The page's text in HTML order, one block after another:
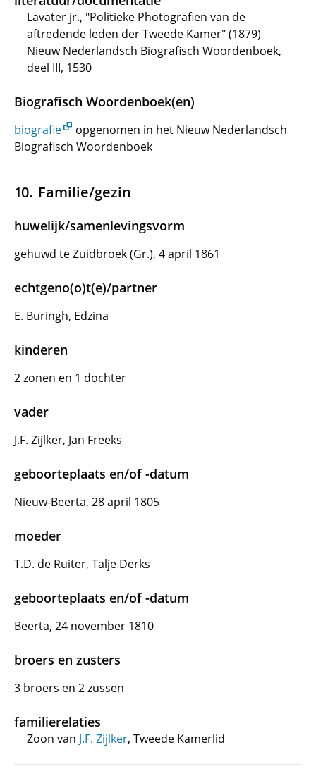
Lavater jr., "Politieke Photografien van de
aftredende leden der Tweede Kamer" (1879)
Nieuw Nederlandsch Biografisch Woordenboek,
deel III, 1530
Biografisch Woordenboek(en)
biografie
opgenomen in het Nieuw Nederlandsch
Biografisch Woordenboek
Familie/gezin
huwelijk/samenlevingsvorm
gehuwd te Zuidbroek (Gr.), 4 april 1861
echtgeno(o)t(e)/partner
E. Buringh, Edzina
kinderen
2 zonen en 1 dochter
vader
J.F. Zijlker, Jan Freeks
geboorteplaats en/of -datum
Nieuw-Beerta, 28 april 1805
moeder
T.D. de Ruiter, Talje Derks
geboorteplaats en/of -datum
Beerta, 24 november 1810
broers en zusters
3 broers en 2 zussen
familierelaties
Zoon van J.F. Zijlker, Tweede Kamerlid